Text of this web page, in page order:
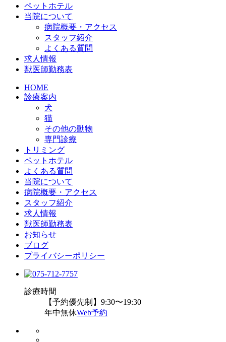
ペットホテル
当院について
病院概要・アクセス
スタッフ紹介
よくある質問
求人情報
獣医師勤務表
HOME
診療案内
犬
猫
その他の動物
専門診療
トリミング
ペットホテル
よくある質問
当院について
病院概要・アクセス
スタッフ紹介
求人情報
獣医師勤務表
お知らせ
ブログ
プライバシーポリシー
診療時間
【予約優先制】9:30〜19:30
年中無休Web予約